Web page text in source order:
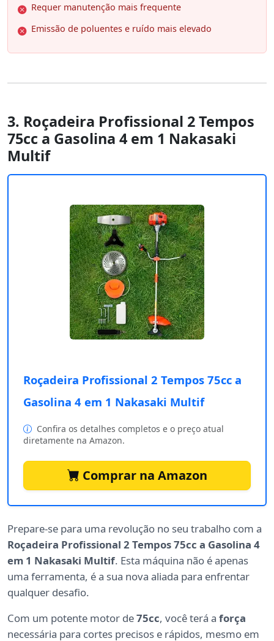
Requer manutenção mais frequente
Emissão de poluentes e ruído mais elevado
3. Roçadeira Profissional 2 Tempos
75cc a Gasolina 4 em 1 Nakasaki
Multif
Roçadeira Profissional 2 Tempos 75cc a
Gasolina 4 em 1 Nakasaki Multif
Confira os detalhes completos e o preço atual
diretamente na Amazon.
Comprar na Amazon
Prepare-se para uma revolução no seu trabalho com a
Roçadeira Profissional 2 Tempos 75cc a Gasolina 4
em 1 Nakasaki Multif. Esta máquina não é apenas
uma ferramenta, é a sua nova aliada para enfrentar
qualquer desafio.
Com um potente motor de75cc, você terá a força
necessária para cortes precisos e rápidos, mesmo em